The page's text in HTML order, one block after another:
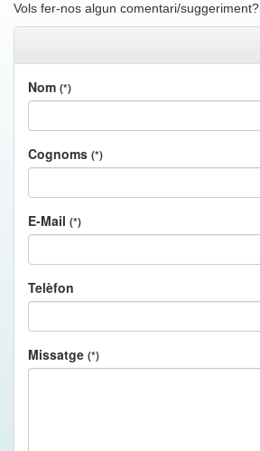
Vols fer-nos algun comentari/suggeriment?
Nom (*)
Cognoms (*)
E-Mail (*)
Telèfon
Missatge (*)